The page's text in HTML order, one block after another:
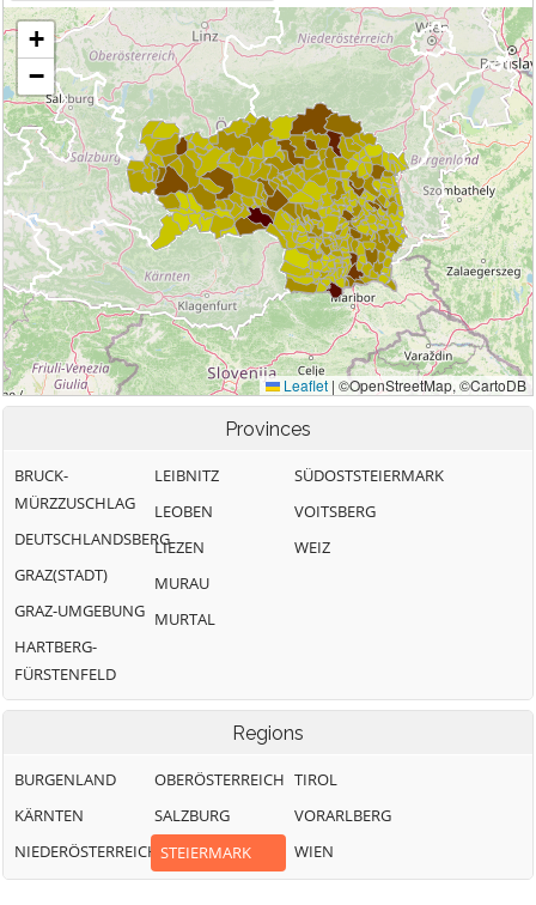
Provinces
BRUCK-
MÜRZZUSCHLAG
DEUTSCHLANDSBERG
GRAZ(STADT)
GRAZ-UMGEBUNG
HARTBERG-
FÜRSTENFELD
LEIBNITZ
LEOBEN
LIEZEN
MURAU
MURTAL
SÜDOSTSTEIERMARK
VOITSBERG
WEIZ
Regions
BURGENLAND
KÄRNTEN
NIEDERÖSTERREICH
OBERÖSTERREICH
SALZBURG
STEIERMARK
TIROL
VORARLBERG
WIEN